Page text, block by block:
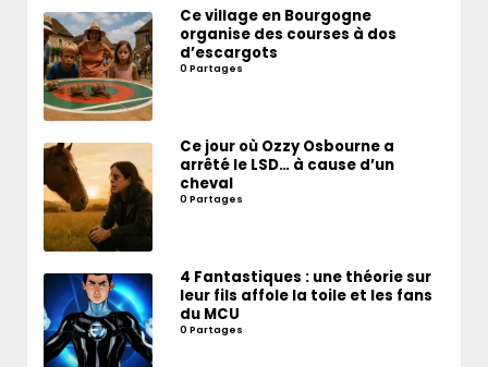
Ce village en Bourgogne
organise des courses à dos
d’escargots
0 Partages
Ce jour où Ozzy Osbourne a
arrêté le LSD… à cause d’un
cheval
0 Partages
4 Fantastiques : une théorie sur
leur fils affole la toile et les fans
du MCU
0 Partages